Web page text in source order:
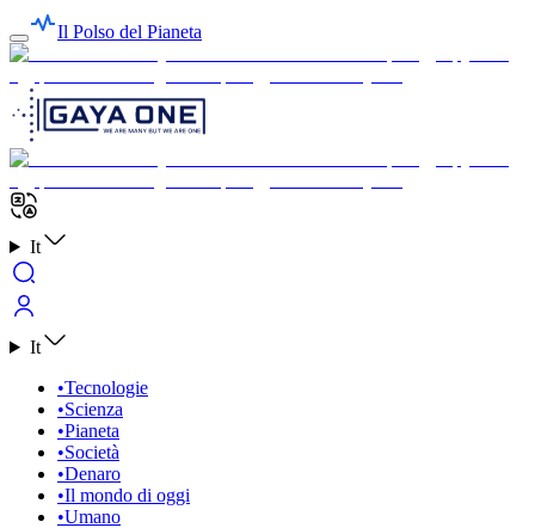
Il Polso del Pianeta
It
It
•Tecnologie
•Scienza
•Pianeta
•Società
•Denaro
•Il mondo di oggi
•Umano